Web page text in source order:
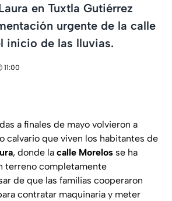
en Tuxtla Gutiérrez
urgente de la calle
inicio de las lluvias.
11:00
a finales de mayo volvieron a
calvario que viven los habitantes de
, donde la calle Morelos se ha
terreno completamente
de que las familias cooperaron
contratar maquinaria y meter